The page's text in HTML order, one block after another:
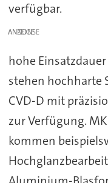
verfügbar.
ANZEIGE
hohe
stehen hochharte
CVD-D mit
zur Verfügung.
kommen